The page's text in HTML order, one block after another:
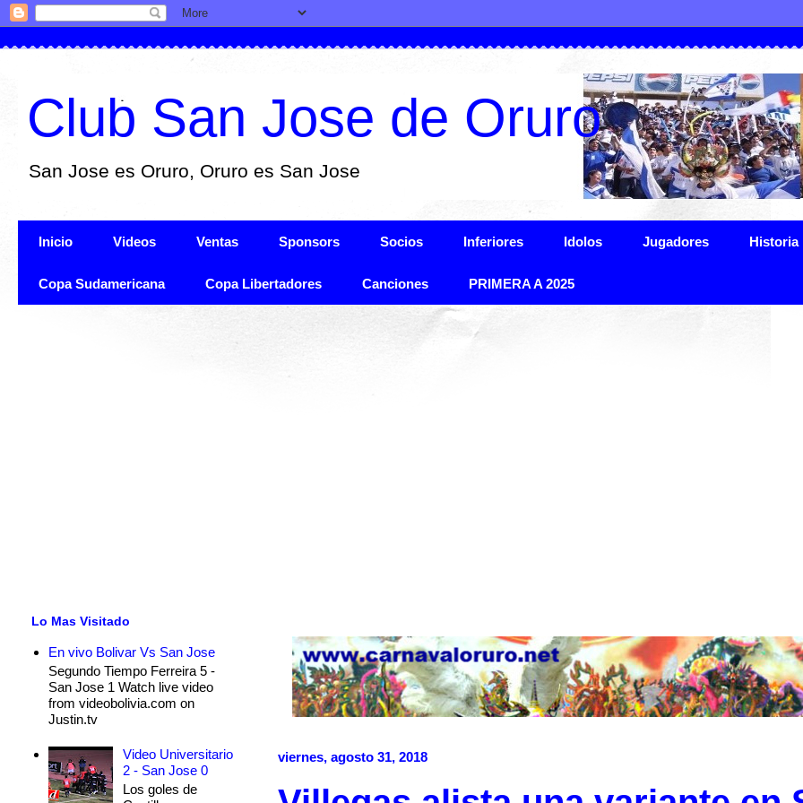
Club San Jose de Oruro
San Jose es Oruro, Oruro es San Jose
Inicio Videos Ventas Sponsors Socios Inferiores Idolos Jugadores Historia
Copa Sudamericana Copa Libertadores Canciones PRIMERA A 2025
viernes, agosto 31, 2018
Lo Mas Visitado
En vivo Bolivar Vs San Jose
Segundo Tiempo Ferreira 5 -
San Jose 1 Watch live video
from videobolivia.com on
Justin.tv
Video Universitario
2 - San Jose 0
Los goles de